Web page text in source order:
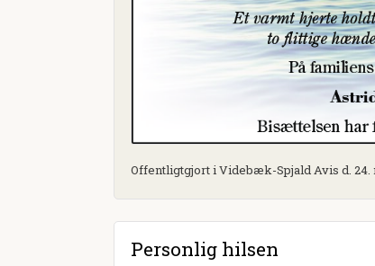
Offentligtgjort i Videbæk-Spjald Avis d. 24.
Personlig hilsen